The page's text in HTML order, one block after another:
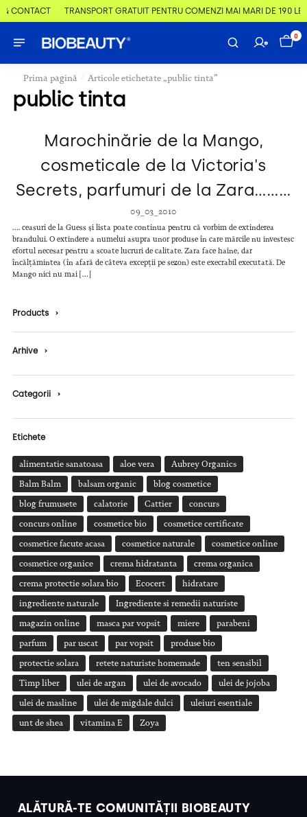
CONTACT TRANSPORT GRATUIT PENTRU COMENZI MAI MARI DE 190 LEI
0
Prima pagină / Articole etichetate „public tinta”
public tinta
Marochinărie de la Mango,
cosmeticale de la Victoria's
Secrets, parfumuri de la Zara………
09_03_2010
…. ceasuri de la Guess și lista poate continua pentru că vorbim de extinderea
brandului. O extindere a numelui asupra unor produse în care mărcile nu investesc
efortul necesar pentru a scoate lucruri de calitate. Zara face haine, dar
încălțămintea (în afară de câteva excepții pe sezon) este execrabil executată. De
Mango nici nu mai […]
Products ›
Arhive ›
Categorii ›
Etichete
alimentatie sanatoasa aloe vera Aubrey Organics
Balm Balm balsam organic blog cosmetice
blog frumusete calatorie Cattier concurs
concurs online cosmetice bio cosmetice certificate
cosmetice facute acasa cosmetice naturale cosmetice online
cosmetice organice crema hidratanta crema organica
crema protectie solara bio Ecocert hidratare
ingrediente naturale Ingrediente si remedii naturiste
magazin online masca par vopsit miere parabeni
parfum par uscat par vopsit produse bio
protectie solara retete naturiste homemade ten sensibil
Timp liber ulei de argan ulei de avocado ulei de jojoba
ulei de masline ulei de migdale dulci uleiuri esentiale
unt de shea vitamina E Zoya
ALĂTURĂ-TE COMUNITĂȚII BIOBEAUTY